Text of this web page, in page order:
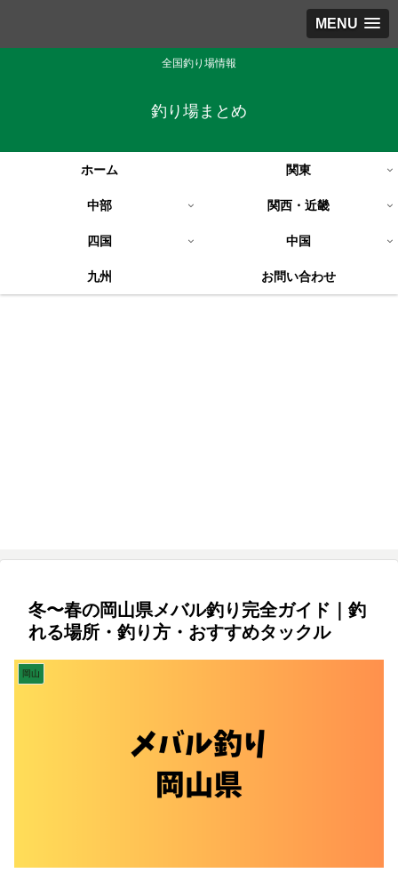
MENU
全国釣り場情報
釣り場まとめ
ホーム 関東
中部 関西・近畿
四国 中国
九州 お問い合わせ
冬〜春の岡山県メバル釣り完全ガイド｜釣
れる場所・釣り方・おすすめタックル
岡山